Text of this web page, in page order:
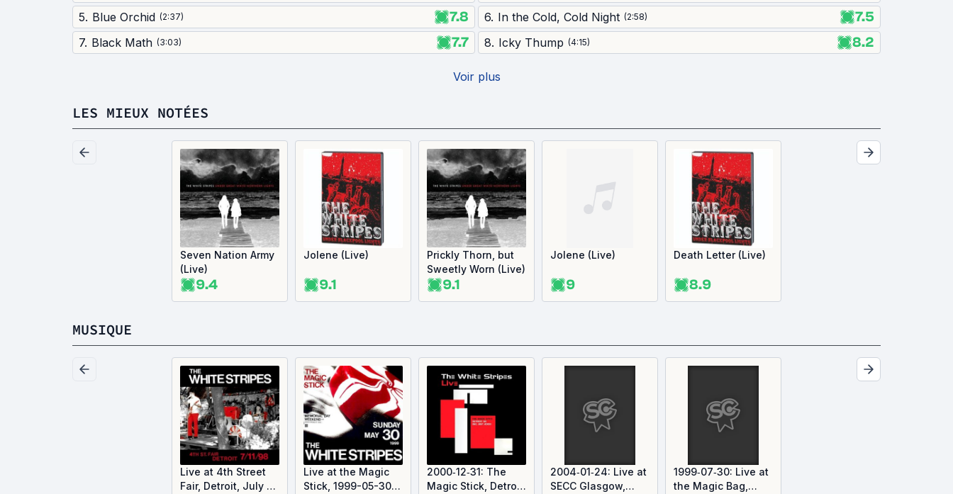
5. Blue Orchid (2:37) 7.8 6. In the Cold, Cold Night (2:58) 7.5
7. Black Math (3:03) 7.7 8. Icky Thump (4:15) 8.2
Voir plus
LES MIEUX NOTÉES
Seven Nation Army
(Live)
9.4
Jolene (Live)
9.1
Prickly Thorn, but
Sweetly Worn (Live)
9.1
Jolene (Live)
9
Death Letter (Live)
8.9
MUSIQUE
Live at 4th Street
Fair, Detroit, July 11,
Live at the Magic
Stick, 1999-05-30
2000‐12‐31: The
Magic Stick, Detroit,
2004‐01‐24: Live at
SECC Glasgow,
1999‐07‐30: Live at
the Magic Bag,